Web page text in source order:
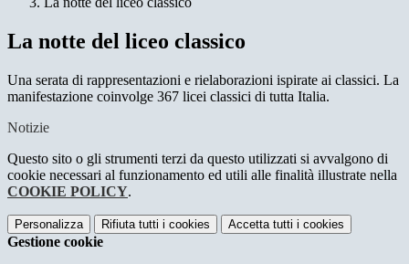
La notte del liceo classico
Una serata di rappresentazioni e rielaborazioni ispirate ai classici. La
manifestazione coinvolge 367 licei classici di tutta Italia.
Notizie
Questo sito o gli strumenti terzi da questo utilizzati si avvalgono di
cookie necessari al funzionamento ed utili alle finalità illustrate nella
COOKIE POLICY.
Personalizza Rifiuta tutti i cookies Accetta tutti i cookies
Gestione cookie